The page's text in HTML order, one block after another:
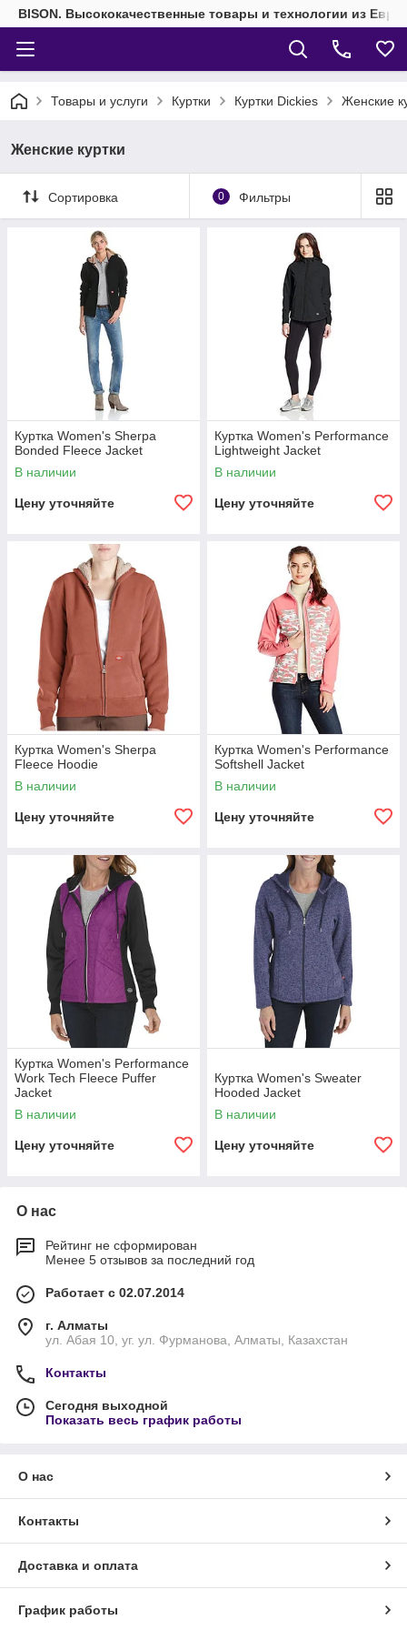
BISON. Высококачественные товары и технологии из
Товары и услуги Куртки Куртки Dickies Женские
Женские куртки
Сортировка 0 Фильтры
Куртка Women's Sherpa
Bonded Fleece Jacket
В наличии
Цену уточняйте
Куртка Women's Performance
Lightweight Jacket
В наличии
Цену уточняйте
Куртка Women's Sherpa
Fleece Hoodie
В наличии
Цену уточняйте
Куртка Women's Performance
Softshell Jacket
В наличии
Цену уточняйте
Куртка Women's Performance
Work Tech Fleece Puffer
Jacket
В наличии
Цену уточняйте
Куртка Women's Sweater
Hooded Jacket
В наличии
Цену уточняйте
О нас
Рейтинг не сформирован
Менее 5 отзывов за последний год
Работает с 02.07.2014
г. Алматы
ул. Абая 10, уг. ул. Фурманова, Алматы, Казахстан
Контакты
Сегодня выходной
Показать весь график работы
О нас
Контакты
Доставка и оплата
График работы